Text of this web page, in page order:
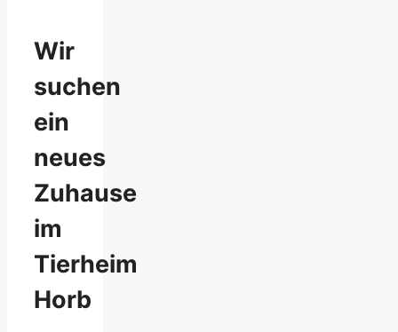
Wir
suchen
ein
neues
Zuhause
im
Tierheim
Horb